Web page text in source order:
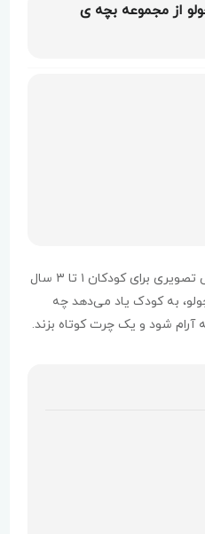
از مجموعه بچه ی
«چرت بزن پیشی کوچولو» کتابی تصویری برای کودکان ۱ تا ۳ سال
به کودک یاد می‌دهد چه
آرام شود و یک چرت کوتاه بزند.